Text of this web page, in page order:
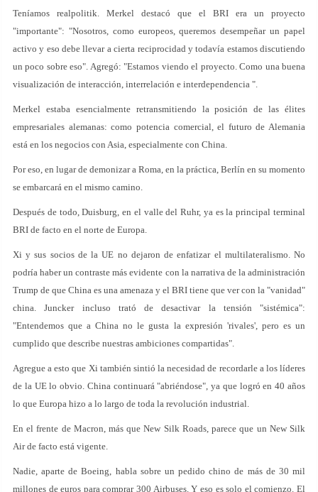
Teníamos realpolitik. Merkel destacó que el BRI era un proyecto
"importante": "Nosotros, como europeos, queremos desempeñar un papel
activo y eso debe llevar a cierta reciprocidad y todavía estamos discutiendo
un poco sobre eso". Agregó: "Estamos viendo el proyecto. Como una buena
visualización de interacción, interrelación e interdependencia ".
Merkel estaba esencialmente retransmitiendo la posición de las élites
empresariales alemanas: como potencia comercial, el futuro de Alemania
está en los negocios con Asia, especialmente con China.
Por eso, en lugar de demonizar a Roma, en la práctica, Berlín en su momento
se embarcará en el mismo camino.
Después de todo, Duisburg, en el valle del Ruhr, ya es la principal terminal
BRI de facto en el norte de Europa.
Xi y sus socios de la UE no dejaron de enfatizar el multilateralismo. No
podría haber un contraste más evidente con la narrativa de la administración
Trump de que China es una amenaza y el BRI tiene que ver con la "vanidad"
china. Juncker incluso trató de desactivar la tensión "sistémica":
"Entendemos que a China no le gusta la expresión 'rivales', pero es un
cumplido que describe nuestras ambiciones compartidas".
Agregue a esto que Xi también sintió la necesidad de recordarle a los líderes
de la UE lo obvio. China continuará "abriéndose", ya que logró en 40 años
lo que Europa hizo a lo largo de toda la revolución industrial.
En el frente de Macron, más que New Silk Roads, parece que un New Silk
Air de facto está vigente.
Nadie, aparte de Boeing, habla sobre un pedido chino de más de 30 mil
millones de euros para comprar 300 Airbuses. Y eso es solo el comienzo. El